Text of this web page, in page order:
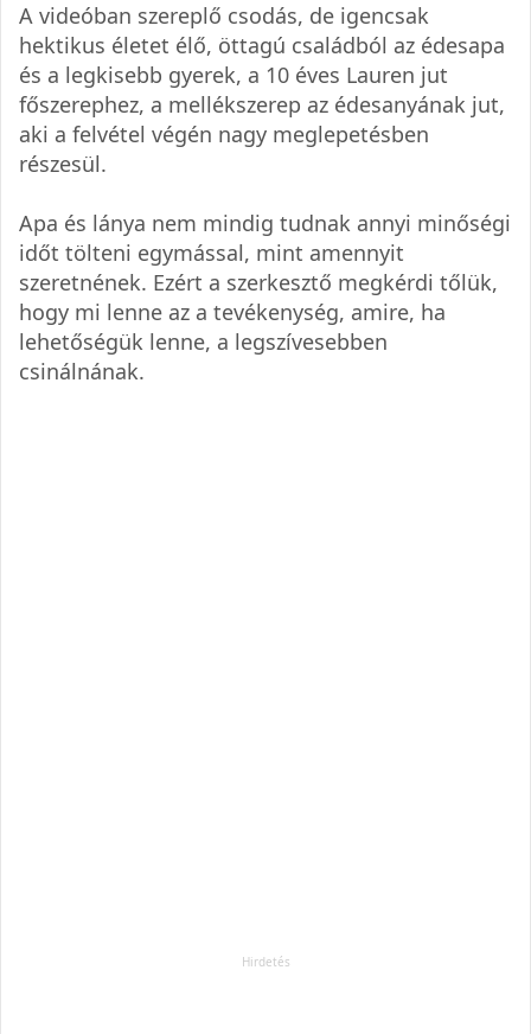
A videóban szereplő csodás, de igencsak
hektikus életet élő, öttagú családból az édesapa
és a legkisebb gyerek, a 10 éves Lauren jut
főszerephez, a mellékszerep az édesanyának jut,
aki a felvétel végén nagy meglepetésben
részesül.
Apa és lánya nem mindig tudnak annyi minőségi
időt tölteni egymással, mint amennyit
szeretnének. Ezért a szerkesztő megkérdi tőlük,
hogy mi lenne az a tevékenység, amire, ha
lehetőségük lenne, a legszívesebben
csinálnának.